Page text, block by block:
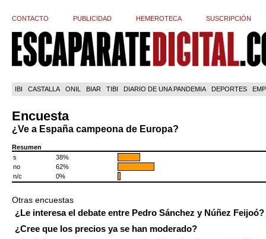
CONTACTO PUBLICIDAD HEMEROTECA SUSCRIPCIÓN
IBI CASTALLA ONIL BIAR TIBI DIARIO DE UNA PANDEMIA DEPORTES
Encuesta
¿Ve a España campeona de Europa?
Resumen
s
38%
no
62%
n/c
0%
Otras encuestas
¿Le interesa el debate entre Pedro Sánchez y Núñez Feijoó?
¿Cree que los precios ya se han moderado?